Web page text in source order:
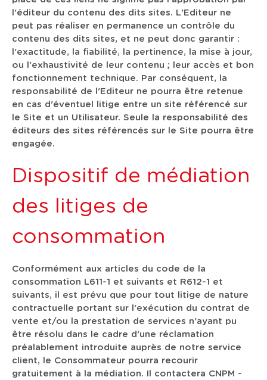
l'éditeur du contenu des dits sites. L'Editeur ne
peut pas réaliser en permanence un contrôle du
contenu des dits sites, et ne peut donc garantir :
l'exactitude, la fiabilité, la pertinence, la mise à jour,
ou l'exhaustivité de leur contenu ; leur accès et bon
fonctionnement technique. Par conséquent, la
responsabilité de l'Editeur ne pourra être retenue
en cas d'éventuel litige entre un site référencé sur
le Site et un Utilisateur. Seule la responsabilité des
éditeurs des sites référencés sur le Site pourra être
engagée.
Dispositif de médiation
des litiges de
consommation
Conformément aux articles du code de la
consommation L611-1 et suivants et R612-1 et
suivants, il est prévu que pour tout litige de nature
contractuelle portant sur l'exécution du contrat de
vente et/ou la prestation de services n'ayant pu
être résolu dans le cadre d'une réclamation
préalablement introduite auprès de notre service
client, le Consommateur pourra recourir
gratuitement à la médiation. Il contactera CNPM -